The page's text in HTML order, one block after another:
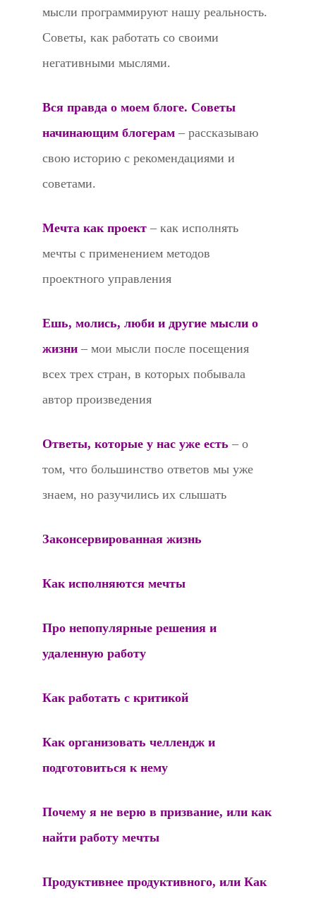
мысли программируют нашу реальность.
Советы, как работать со своими
негативными мыслями.
Вся правда о моем блоге. Советы
начинающим блогерам – рассказываю
свою историю с рекомендациями и
советами.
Мечта как проект – как исполнять
мечты с применением методов
проектного управления
Ешь, молись, люби и другие мысли о
жизни – мои мысли после посещения
всех трех стран, в которых побывала
автор произведения
Ответы, которые у нас уже есть – о
том, что большинство ответов мы уже
знаем, но разучились их слышать
Законсервированная жизнь
Как исполняются мечты
Про непопулярные решения и
удаленную работу
Как работать с критикой
Как организовать челлендж и
подготовиться к нему
Почему я не верю в призвание, или как
найти работу мечты
Продуктивнее продуктивного, или Как